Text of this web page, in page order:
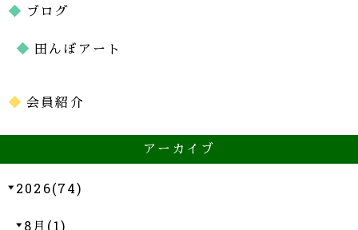
ブログ
田んぼアート
会員紹介
アーカイブ
2026(74)
8月(1)